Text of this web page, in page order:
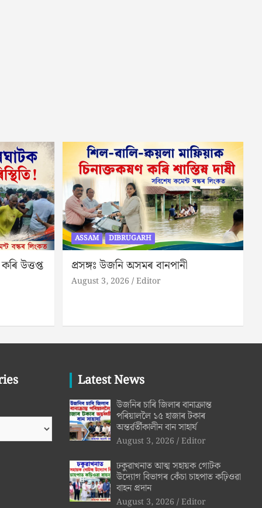
উত্তপ্ত
ASSAM DIBRUGARH
প্ৰসঙ্গঃ উজনি অসমৰ বানপানী
August 3, 2026 Editor
Latest News
উজনিৰ চাৰি জিলাৰ বানাক্ৰান্ত
পৰিয়াললৈ ১৫ হাজাৰ টকাৰ
অন্তৰ্ৱৰ্তীকালীন বান সাহাৰ্য
August 3, 2026 Editor
ঢকুৱাখনাত আত্ম সহায়ক গোটক
উদ্যোগ বিভাগৰ কেঁচা চাহপাত কঢ়িওৱা
বাহন প্ৰদান
August 3, 2026 Editor